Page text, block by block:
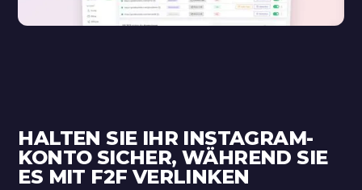
HALTEN SIE IHR INSTAGRAM-
KONTO SICHER, WÄHREND SIE
ES MIT F2F VERLINKEN